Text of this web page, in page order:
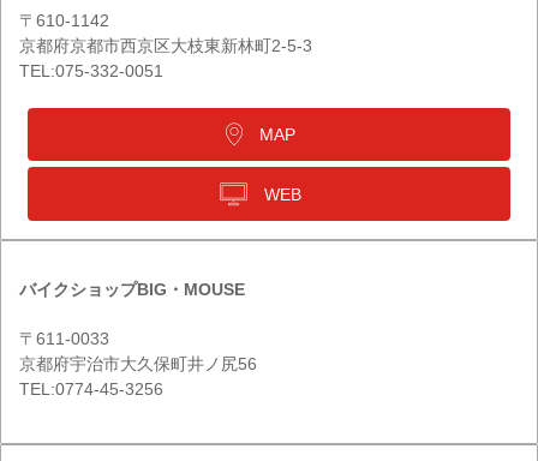
〒610-1142
京都府京都市西京区大枝東新林町2-5-3
TEL:075-332-0051
MAP
WEB
バイクショップBIG・MOUSE
〒611-0033
京都府宇治市大久保町井ノ尻56
TEL:0774-45-3256